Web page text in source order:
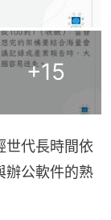
+15
世代長時間依
辦公軟件的熟